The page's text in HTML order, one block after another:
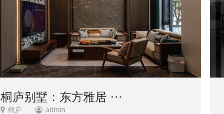
桐庐别墅：东方雅居 ···
桐庐 admin